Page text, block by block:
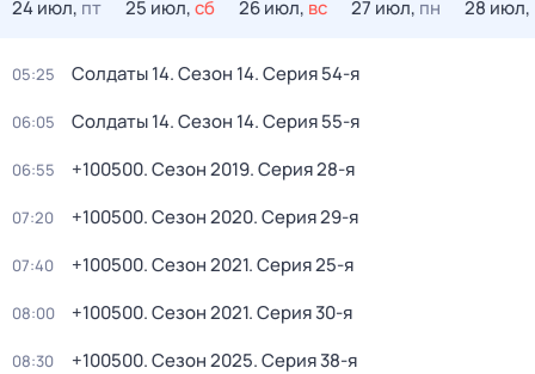
24 июл, пт 25 июл,сб 26 июл, вс 27 июл, пн 28 июл,
05:25 Солдаты 14. Сезон 14. Серия 54-я
06:05 Солдаты 14. Сезон 14. Серия 55-я
06:55 +100500. Сезон 2019. Серия 28-я
07:20 +100500. Сезон 2020. Серия 29-я
07:40 +100500. Сезон 2021. Серия 25-я
08:00 +100500. Сезон 2021. Серия 30-я
08:30 +100500. Сезон 2025. Серия 38-я